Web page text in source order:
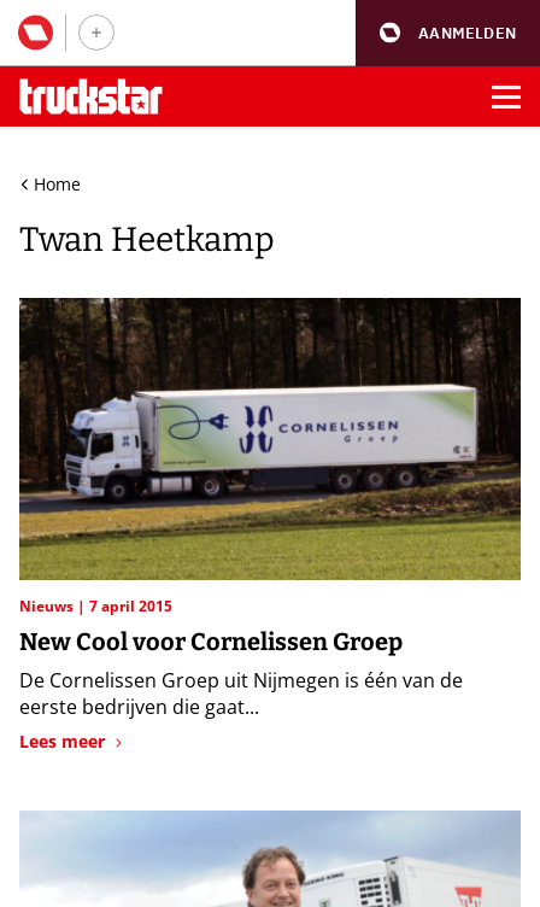
AANMELDEN
Home
Twan Heetkamp
Nieuws 7 april 2015
New Cool voor Cornelissen Groep
De Cornelissen Groep uit Nijmegen is één van de
eerste bedrijven die gaat...
Lees meer